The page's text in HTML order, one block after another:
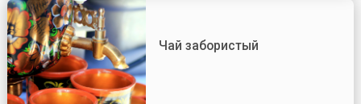
Чай забористый